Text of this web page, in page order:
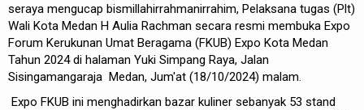
seraya mengucap bismillahirrahmanirrahim, Pelaksana tugas (Plt)
Wali Kota Medan H Aulia Rachman secara resmi membuka Expo
Forum Kerukunan Umat Beragama (FKUB) Expo Kota Medan
Tahun 2024 di halaman Yuki Simpang Raya, Jalan
Sisingamangaraja Medan, Jum'at (18/10/2024) malam.
Expo FKUB ini menghadirkan bazar kuliner sebanyak 53 stand